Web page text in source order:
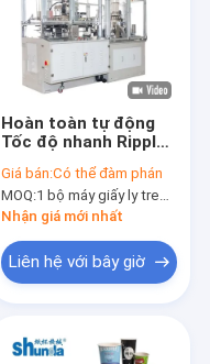
Hoàn toàn tự động
Tốc độ nhanh Ripple
uống ly giấy nóng và
lạnh
Giá bán:Có thể đàm phán
MOQ:1 bộ máy giấy ly treo tường đôi
Nhận giá mới nhất
Liên hệ với bây giờ